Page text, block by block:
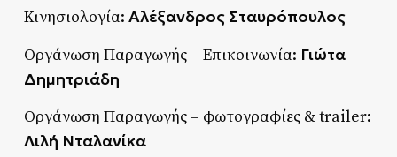
Κινησιολογία: Αλέξανδρος Σταυρόπουλος
Οργάνωση Παραγωγής – Επικοινωνία: Γιώτα
Δημητριάδη
Οργάνωση Παραγωγής – φωτογραφίες & trailer:
Λιλή Νταλανίκα